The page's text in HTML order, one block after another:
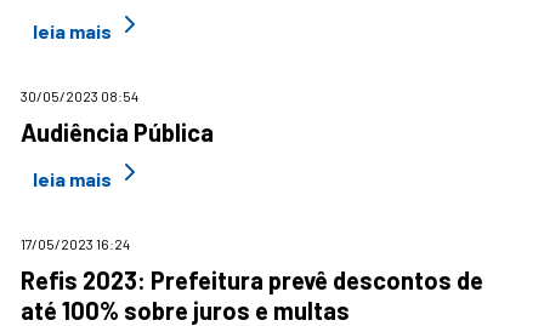
leia mais
30/05/2023 08:54
Audiência Pública
leia mais
17/05/2023 16:24
Refis 2023: Prefeitura prevê descontos de
até 100% sobre juros e multas